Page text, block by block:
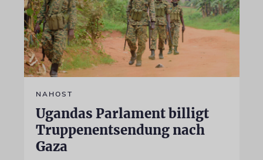
NAHOST
Ugandas Parlament billigt
Truppenentsendung nach
Gaza